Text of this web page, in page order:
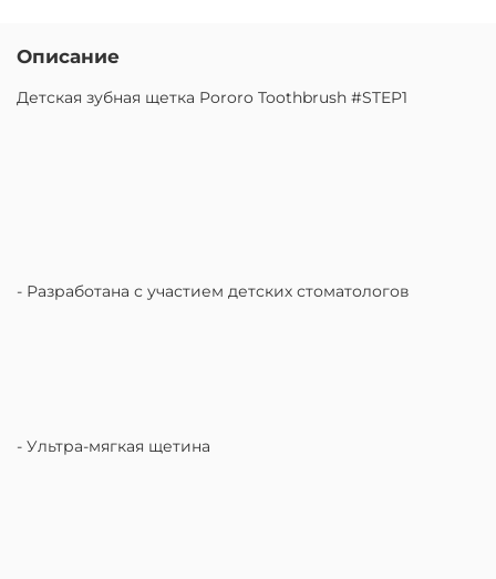
Описание
Детская зубная щетка Pororo Toothbrush #STEP1
- Разработана с участием детских стоматологов
- Ультра-мягкая щетина